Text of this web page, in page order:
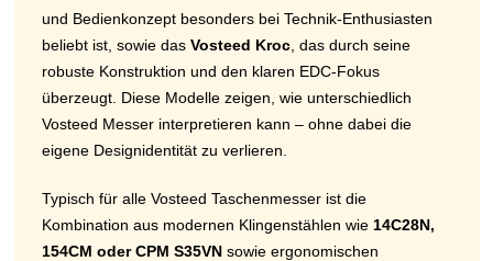
und Bedienkonzept besonders bei Technik-Enthusiasten
beliebt ist, sowie das Vosteed Kroc, das durch seine
robuste Konstruktion und den klaren EDC-Fokus
überzeugt. Diese Modelle zeigen, wie unterschiedlich
Vosteed Messer interpretieren kann – ohne dabei die
eigene Designidentität zu verlieren.
Typisch für alle Vosteed Taschenmesser ist die
Kombination aus modernen Klingenstählen wie 14C28N,
154CM oder CPM S35VNsowie ergonomischen